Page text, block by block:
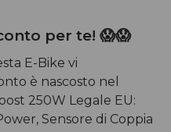
per te! 😱😱
E-Bike vi
è nascosto nel
250W Legale EU:
Sensore di Coppia